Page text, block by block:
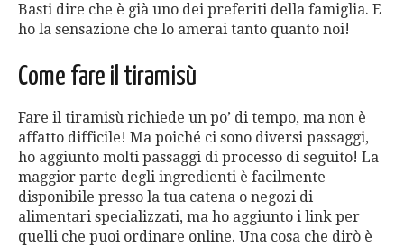
Basti dire che è già uno dei preferiti della famiglia. E
ho la sensazione che lo amerai tanto quanto noi!
Come fare il tiramisù
Fare il tiramisù richiede un po’ di tempo, ma non è
affatto difficile! Ma poiché ci sono diversi passaggi,
ho aggiunto molti passaggi di processo di seguito! La
maggior parte degli ingredienti è facilmente
disponibile presso la tua catena o negozi di
alimentari specializzati, ma ho aggiunto i link per
quelli che puoi ordinare online. Una cosa che dirò è